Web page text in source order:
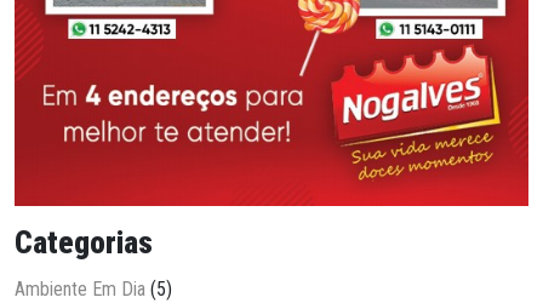
Categorias
Ambiente Em Dia (5)